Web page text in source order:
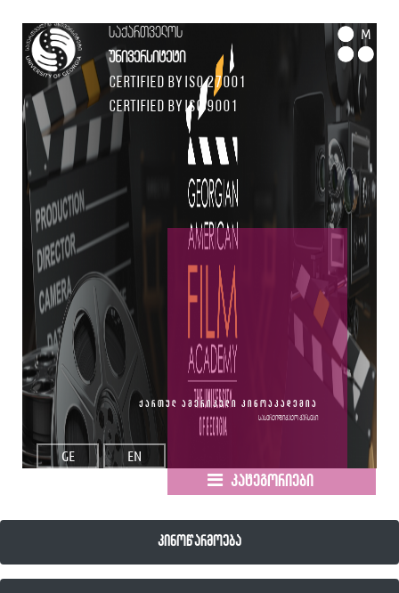
საქართველოს
უნივერსიტეტი
Certified by ISO 27001
Certified by ISO 9001
M
GE EN
ქართულ ამერიკული კინოაკადემია
სასერტიფიკატო კურსები
კატეგორიები
კინოწარმოება